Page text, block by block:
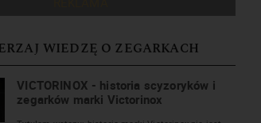
WIEDZĘ O ZEGARKACH
VICTORINOX - historia scyzoryków i
zegarków marki Victorinox